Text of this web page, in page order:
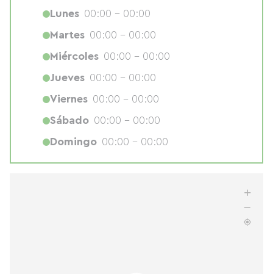
Lunes 00:00 - 00:00
Martes 00:00 - 00:00
Miércoles 00:00 - 00:00
Jueves 00:00 - 00:00
Viernes 00:00 - 00:00
Sábado 00:00 - 00:00
Domingo 00:00 - 00:00